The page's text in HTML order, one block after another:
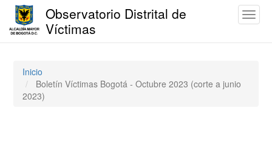
Pasar
contenido
principal
Observatorio Distrital de
Víctimas
Inicio
Boletín Víctimas Bogotá - Octubre 2023 (corte a junio
2023)